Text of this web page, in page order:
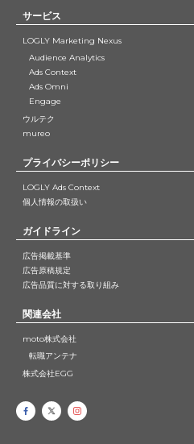
サービス
LOGLY Marketing Nexus
Audience Analytics
Ads Context
Ads Omni
Engage
ウルテク
mureo
プライバシーポリシー
LOGLY Ads Context
個人情報の取扱い
ガイドライン
広告掲載基準
広告原稿規定
広告品質に対する取り組み
関連会社
moto株式会社
転職アンテナ
株式会社EGG